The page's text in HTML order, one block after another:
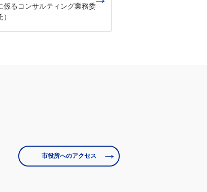
係るコンサルティング業務委
）
市役所へのアクセス